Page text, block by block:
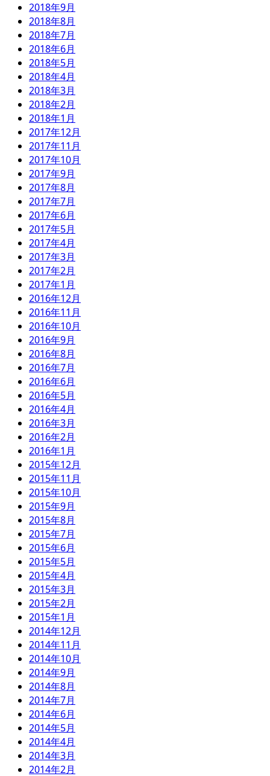
2018年9月
2018年8月
2018年7月
2018年6月
2018年5月
2018年4月
2018年3月
2018年2月
2018年1月
2017年12月
2017年11月
2017年10月
2017年9月
2017年8月
2017年7月
2017年6月
2017年5月
2017年4月
2017年3月
2017年2月
2017年1月
2016年12月
2016年11月
2016年10月
2016年9月
2016年8月
2016年7月
2016年6月
2016年5月
2016年4月
2016年3月
2016年2月
2016年1月
2015年12月
2015年11月
2015年10月
2015年9月
2015年8月
2015年7月
2015年6月
2015年5月
2015年4月
2015年3月
2015年2月
2015年1月
2014年12月
2014年11月
2014年10月
2014年9月
2014年8月
2014年7月
2014年6月
2014年5月
2014年4月
2014年3月
2014年2月